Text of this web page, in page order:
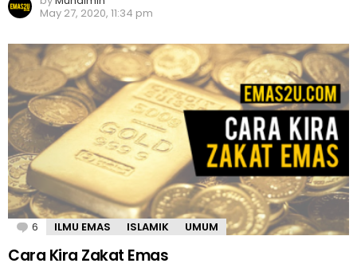
May 27, 2020, 11:34 pm
6 Comments
ILMU EMAS ISLAMIK UMUM
Cara Kira Zakat Emas